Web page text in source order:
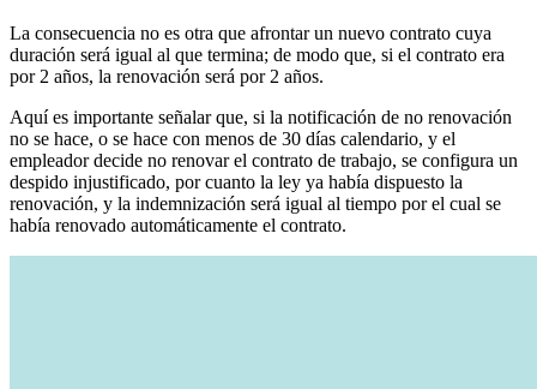
La consecuencia no es otra que afrontar un nuevo contrato cuya
duración será igual al que termina; de modo que, si el contrato era
por 2 años, la renovación será por 2 años.
Aquí es importante señalar que, si la notificación de no renovación
no se hace, o se hace con menos de 30 días calendario, y el
empleador decide no renovar el contrato de trabajo, se configura un
despido injustificado, por cuanto la ley ya había dispuesto la
renovación, y la indemnización será igual al tiempo por el cual se
había renovado automáticamente el contrato.